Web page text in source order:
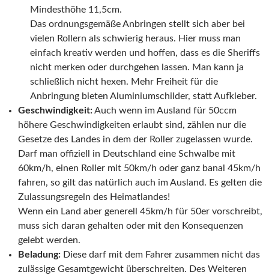
Mindesthöhe 11,5cm.
Das ordnungsgemäße Anbringen stellt sich aber bei
vielen Rollern als schwierig heraus. Hier muss man
einfach kreativ werden und hoffen, dass es die Sheriffs
nicht merken oder durchgehen lassen. Man kann ja
schließlich nicht hexen. Mehr Freiheit für die
Anbringung bieten Aluminiumschilder, statt Aufkleber.
Geschwindigkeit:Auch wenn im Ausland für 50ccm
höhere Geschwindigkeiten erlaubt sind, zählen nur die
Gesetze des Landes in dem der Roller zugelassen wurde.
Darf man offiziell in Deutschland eine Schwalbe mit
60km/h, einen Roller mit 50km/h oder ganz banal 45km/h
fahren, so gilt das natürlich auch im Ausland. Es gelten die
Zulassungsregeln des Heimatlandes!
Wenn ein Land aber generell 45km/h für 50er vorschreibt,
muss sich daran gehalten oder mit den Konsequenzen
gelebt werden.
Beladung: Diese darf mit dem Fahrer zusammen nicht das
zulässige Gesamtgewicht überschreiten. Des Weiteren